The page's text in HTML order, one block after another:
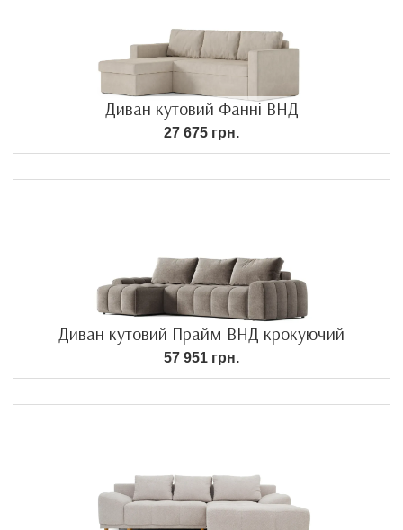
Диван кутовий Фанні ВНД
27 675 грн.
Диван кутовий Прайм ВНД крокуючий
57 951 грн.